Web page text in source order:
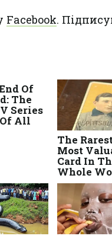
Facebook.